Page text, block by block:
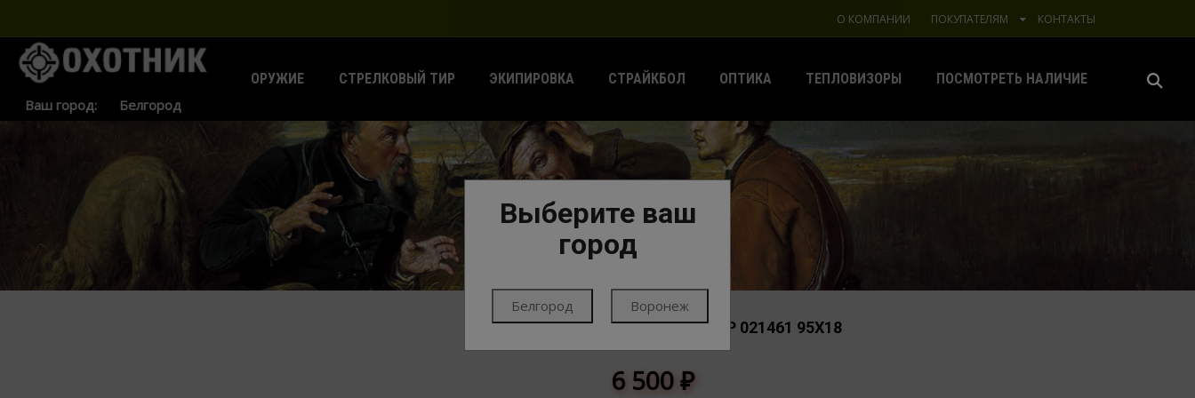
О КОМПАНИИ ПОКУПАТЕЛЯМ КОНТАКТЫ
Ваш город:
ОРУЖИЕ СТРЕЛКОВЫЙ ТИР ЭКИПИРОВКА СТРАЙКБОЛ ОПТИКА ТЕПЛОВИЗОРЫ ПОСМОТРЕТЬ НАЛИЧИЕ
Выберите ваш
город
Белгород Воронеж
ГЛАВНАЯ НОЖИ
НОЖ ЛЕГИОНЕР 021461 95Х18
6 500₽